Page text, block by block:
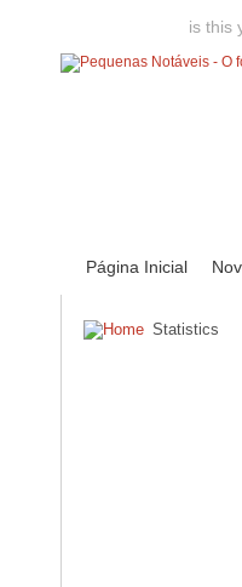
is this
Página Inicial
Statistics